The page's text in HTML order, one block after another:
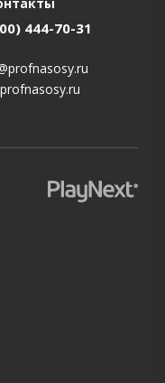
444-70-31